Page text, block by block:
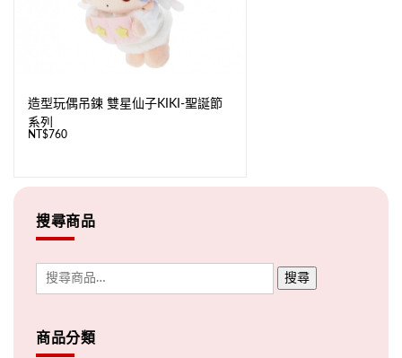
造型玩偶吊鍊 雙星仙子KIKI-聖誕節
系列
NT$760
搜尋商品
搜尋
商品分類